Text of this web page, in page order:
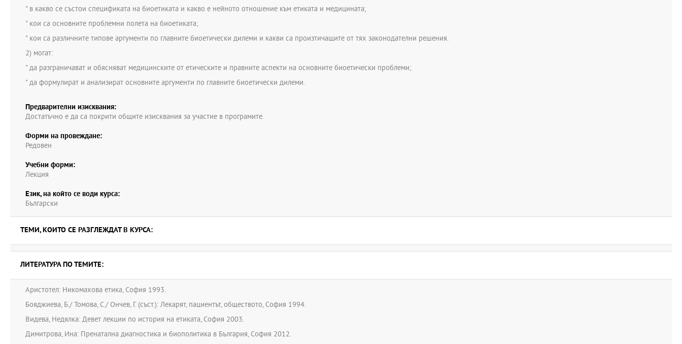
" в какво се състои спецификата на биоетиката и какво е нейното отношение към етиката и медицината;
" кои са основните проблемни полета на биоетиката;
" кои са различните типове аргументи по главните биоетически дилеми и какви са произтичащите от тях законодателни решения.
2) могат:
" да разграничават и обясняват медицинските от етическите и правните аспекти на основните биоетически проблеми;
" да формулират и анализират основните аргументи по главните биоетически дилеми.
Предварителни изисквания:
Достатъчно е да са покрити общите изисквания за участие в програмите.
Форми на провеждане:
Редовен
Учебни форми:
Лекция
Език, на който се води курса:
Български
ТЕМИ, КОИТО СЕ РАЗГЛЕЖДАТ В КУРСА:
ЛИТЕРАТУРА ПО ТЕМИТЕ:
Аристотел: Никомахова етика, София 1993.
Бояджиева, Б./ Томова, С./ Ончев, Г. (съст.): Лекарят, пациентът, обществото, София 1994.
Видева, Недялка: Девет лекции по история на етиката, София 2003.
Димитрова, Ина: Пренатална диагностика и биополитика в България, София 2012.